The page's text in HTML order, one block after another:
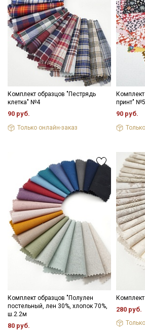
Комплект образцов "Пестрядь
клетка" №4
90 руб.
Только онлайн-заказ
принт" №5
90 руб.
Комплект образцов "Полулен
постельный, лен 30%, хлопок 70%,
ш.2.2м
80 руб.
280 руб.